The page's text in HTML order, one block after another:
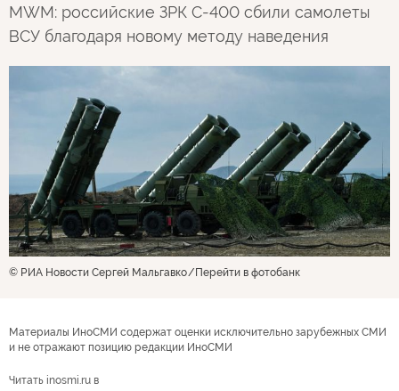
MWM: российские ЗРК С-400 сбили самолеты
ВСУ благодаря новому методу наведения
© РИА Новости Сергей Мальгавко Перейти в фотобанк
Материалы ИноСМИ содержат оценки исключительно зарубежных СМИ
и не отражают позицию редакции ИноСМИ
Читать inosmi.ru в